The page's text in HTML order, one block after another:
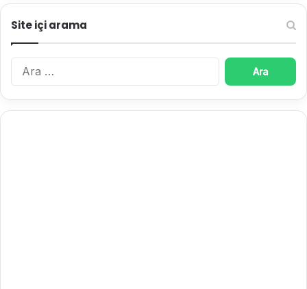
Site içi arama
A